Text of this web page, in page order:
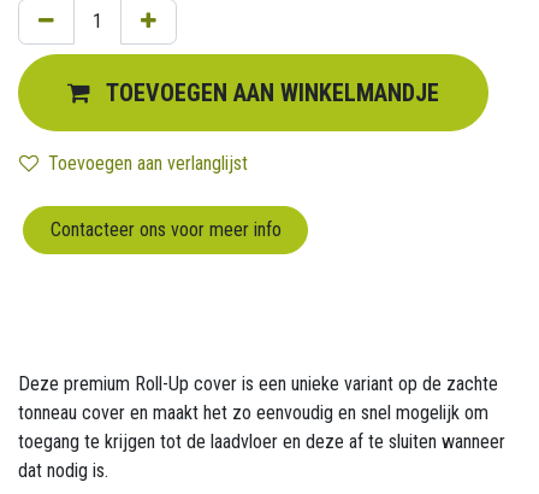
TOEVOEGEN AAN WINKELMANDJE
Toevoegen aan verlanglijst
Contacteer ons voor meer info
Deze premium Roll-Up cover is een unieke variant op de zachte
tonneau cover en maakt het zo eenvoudig en snel mogelijk om
toegang te krijgen tot de laadvloer en deze af te sluiten wanneer
dat nodig is.